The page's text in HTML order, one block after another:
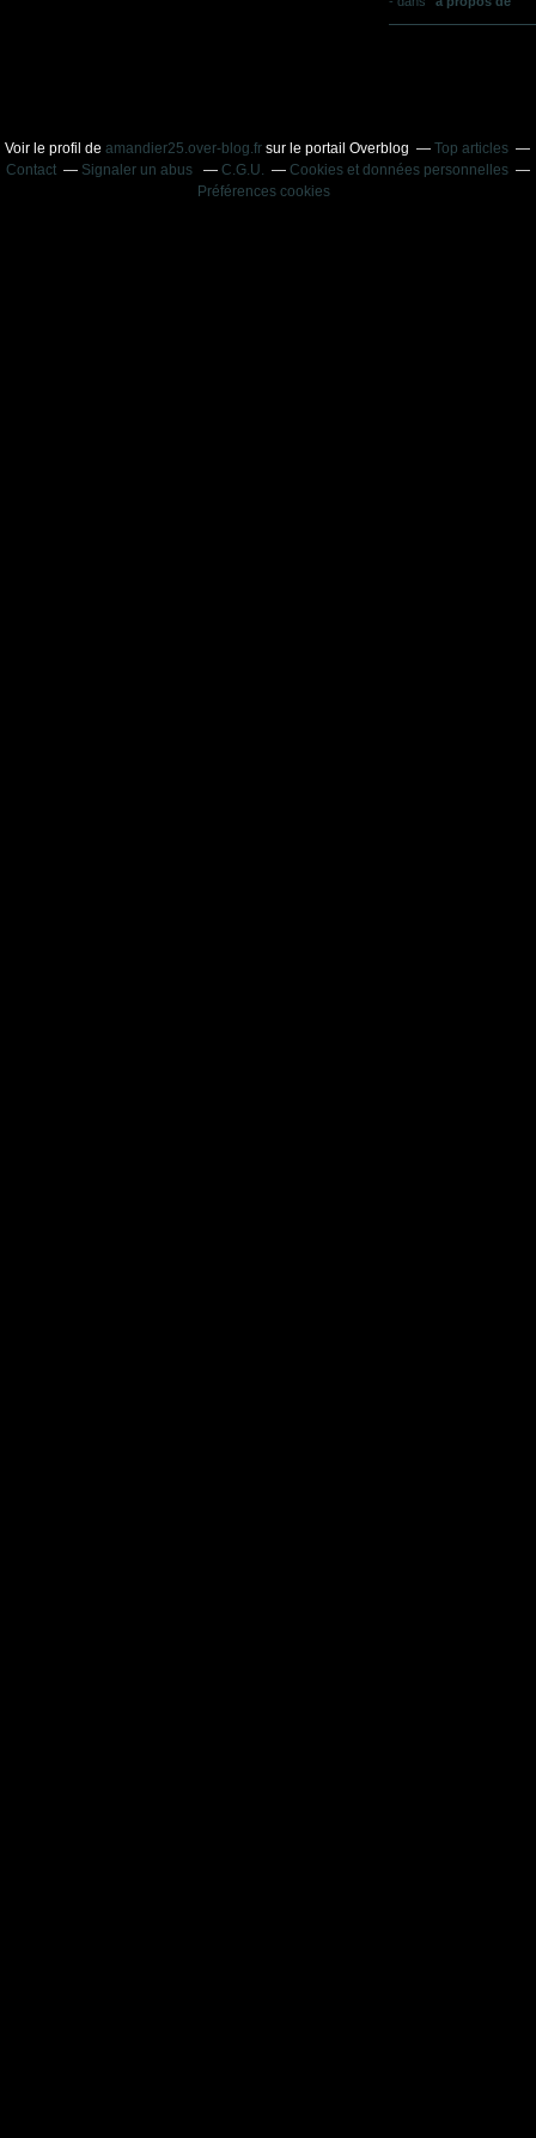
Voir le profil deamandier25.over-blog.fr sur le portail Overblog
Top articles
Contact
Signaler un abus C.G.U.
Cookies et données personnelles
Préférences cookies